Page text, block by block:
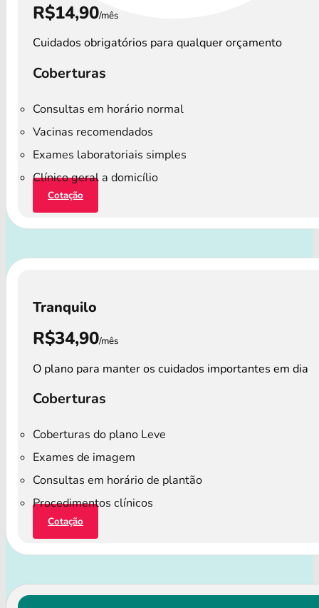
R$14,90/mês
Cuidados obrigatórios para qualquer orçamento
Coberturas
Consultas em horário normal
Vacinas recomendados
Exames laboratoriais simples
Clínico geral a domicílio
Cotação
Tranquilo
R$34,90/mês
O plano para manter os cuidados importantes em dia
Coberturas
Coberturas do plano Leve
Exames de imagem
Consultas em horário de plantão
Procedimentos clínicos
Cotação